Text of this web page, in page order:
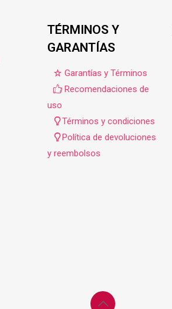
TÉRMINOS Y
GARANTÍAS
Garantías y Términos
Recomendaciones de
uso
Términos y condiciones
Política de devoluciones
y reembolsos